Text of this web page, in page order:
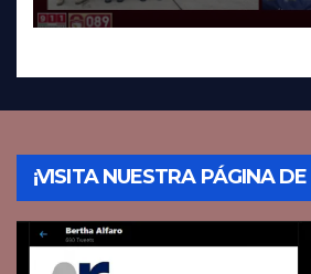
¡VISITA NUESTRA PÁGINA